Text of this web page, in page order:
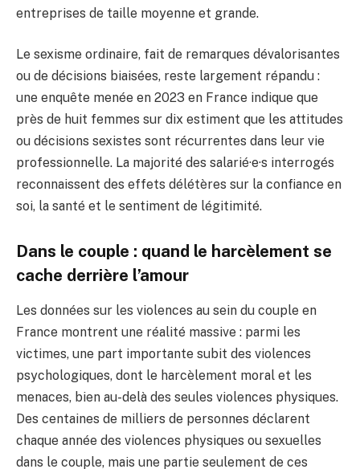
entreprises de taille moyenne et grande.
Le sexisme ordinaire, fait de remarques dévalorisantes
ou de décisions biaisées, reste largement répandu :
une enquête menée en 2023 en France indique que
près de huit femmes sur dix estiment que les attitudes
ou décisions sexistes sont récurrentes dans leur vie
professionnelle. La majorité des salarié·e·s interrogés
reconnaissent des effets délétères sur la confiance en
soi, la santé et le sentiment de légitimité.
Dans le couple : quand le harcèlement se
cache derrière l’amour
Les données sur les violences au sein du couple en
France montrent une réalité massive : parmi les
victimes, une part importante subit des violences
psychologiques, dont le harcèlement moral et les
menaces, bien au-delà des seules violences physiques.
Des centaines de milliers de personnes déclarent
chaque année des violences physiques ou sexuelles
dans le couple, mais une partie seulement de ces